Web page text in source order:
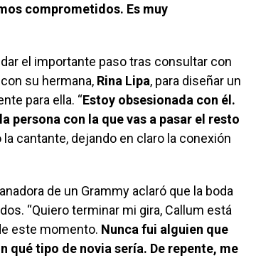
comprometidos. Es muy
el importante paso tras consultar con
su hermana, Rina Lipa, para diseñar un
para ella. “Estoy obsesionada con él.
persona con la que vas a pasar el resto
la cantante, dejando en claro la conexión
de un Grammy aclaró que la boda
“Quiero terminar mi gira, Callum está
este momento. Nunca fui alguien que
qué tipo de novia sería. De repente, me